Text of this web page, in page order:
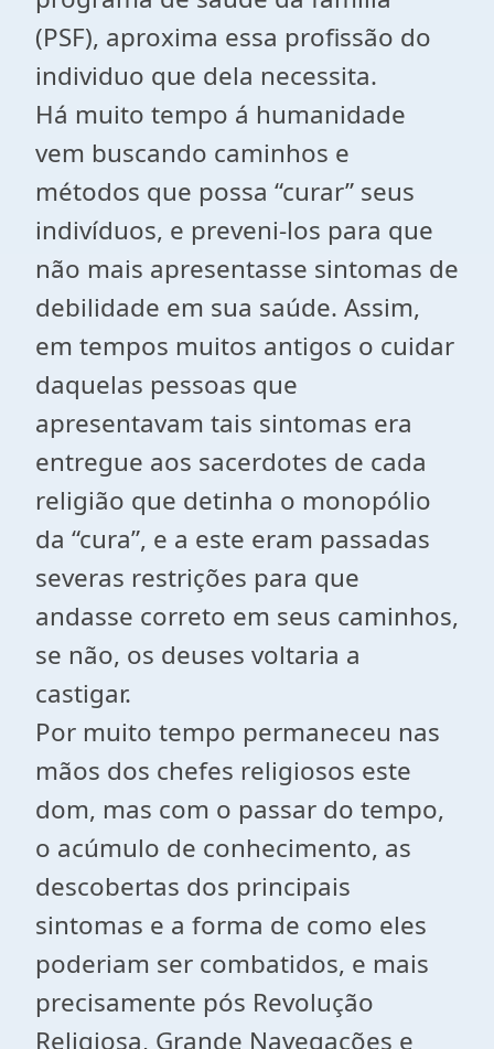
(PSF), aproxima essa profissão do
individuo que dela necessita.
Há muito tempo á humanidade
vem buscando caminhos e
métodos que possa “curar” seus
indivíduos, e preveni-los para que
não mais apresentasse sintomas de
debilidade em sua saúde. Assim,
em tempos muitos antigos o cuidar
daquelas pessoas que
apresentavam tais sintomas era
entregue aos sacerdotes de cada
religião que detinha o monopólio
da “cura”, e a este eram passadas
severas restrições para que
andasse correto em seus caminhos,
se não, os deuses voltaria a
castigar.
Por muito tempo permaneceu nas
mãos dos chefes religiosos este
dom, mas com o passar do tempo,
o acúmulo de conhecimento, as
descobertas dos principais
sintomas e a forma de como eles
poderiam ser combatidos, e mais
precisamente pós Revolução
Religiosa, Grande Navegações e